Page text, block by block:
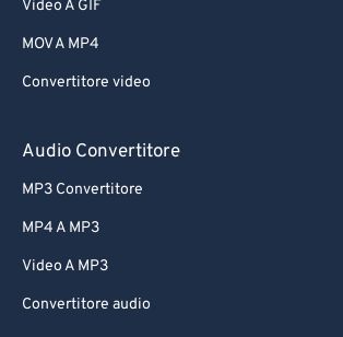
Video A GIF
MOV A MP4
Convertitore video
Audio Convertitore
MP3 Convertitore
MP4 A MP3
Video A MP3
Convertitore audio